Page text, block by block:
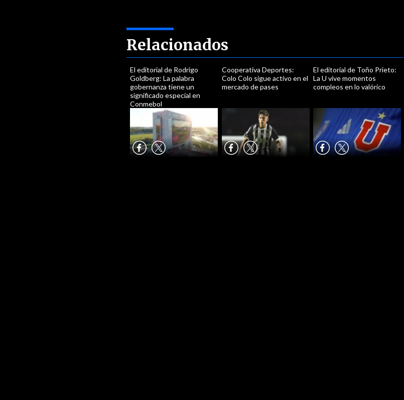
Relacionados
El editorial de Rodrigo
Goldberg: La palabra
gobernanza tiene un
significado especial en
Conmebol
Cooperativa Deportes:
Colo Colo sigue activo en el
mercado de pases
El editorial de Toño Prieto:
La U vive momentos
compleos en lo valórico